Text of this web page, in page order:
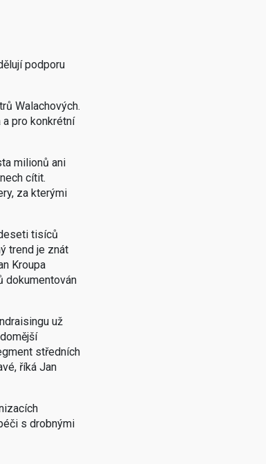
podporu
Walachových.
pro konkrétní
milionů ani
cítit.
za kterými
tisíců
trend je znát
Kroupa
dokumentován
už
středních
říká Jan
s drobnými